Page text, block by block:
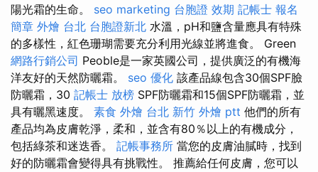
陽光霜的生命。 seo marketing 台胞證 效期 記帳士 報名
簡章 外燴 台北 台胞證新北 水溫，pH和鹽含量應具有特殊
的多樣性，紅色珊瑚需要充分利用光線並將進食。 Green
網路行銷公司 Peoble是一家英國公司，提供廣泛的有機海
洋友好的天然防曬霜。 seo 優化 該產品線包含30個SPF臉
防曬霜，30 記帳士 放榜 SPF防曬霜和15個SPF防曬霜，並
具有曬黑速度。 素食 外燴 台北 新竹 外燴 ptt 他們的所有
產品均為皮膚乾淨，柔和，並含有80％以上的有機成分，
包括綠茶和迷迭香。 記帳事務所 當您的皮膚油膩時，找到
好的防曬霜會變得具有挑戰性。 推薦給任何皮膚，您可以